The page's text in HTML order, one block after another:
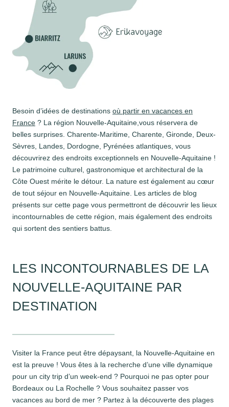
Besoin d’idées de destinations où partir en vacances en
France ? La région Nouvelle-Aquitaine,vous réservera de
belles surprises. Charente-Maritime, Charente, Gironde, Deux-
Sèvres, Landes, Dordogne, Pyrénées atlantiques, vous
découvrirez des endroits exceptionnels en Nouvelle-Aquitaine !
Le patrimoine culturel, gastronomique et architectural de la
Côte Ouest mérite le détour. La nature est également au cœur
de tout séjour en Nouvelle-Aquitaine. Les articles de blog
présents sur cette page vous permettront de découvrir les lieux
incontournables de cette région, mais également des endroits
qui sortent des sentiers battus.
LES INCONTOURNABLES DE LA
NOUVELLE-AQUITAINE PAR
DESTINATION
Visiter la France peut être dépaysant, la Nouvelle-Aquitaine en
est la preuve ! Vous êtes à la recherche d’une ville dynamique
pour un city trip d’un week-end ? Pourquoi ne pas opter pour
Bordeaux ou La Rochelle ? Vous souhaitez passer vos
vacances au bord de mer ? Partez à la découverte des plages